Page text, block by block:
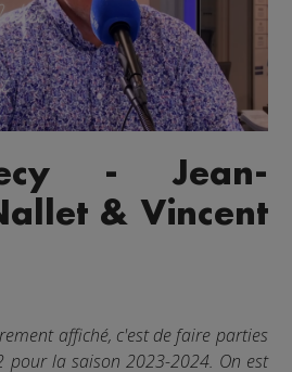
- Jean-
& Vincent
affiché, c'est de faire parties
pour la saison 2023-2024. On est